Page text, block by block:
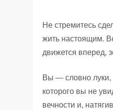
Не стремитесь
жить настоящим.
движется вперед,
Вы — словно луки,
которого вы не
вечности и,